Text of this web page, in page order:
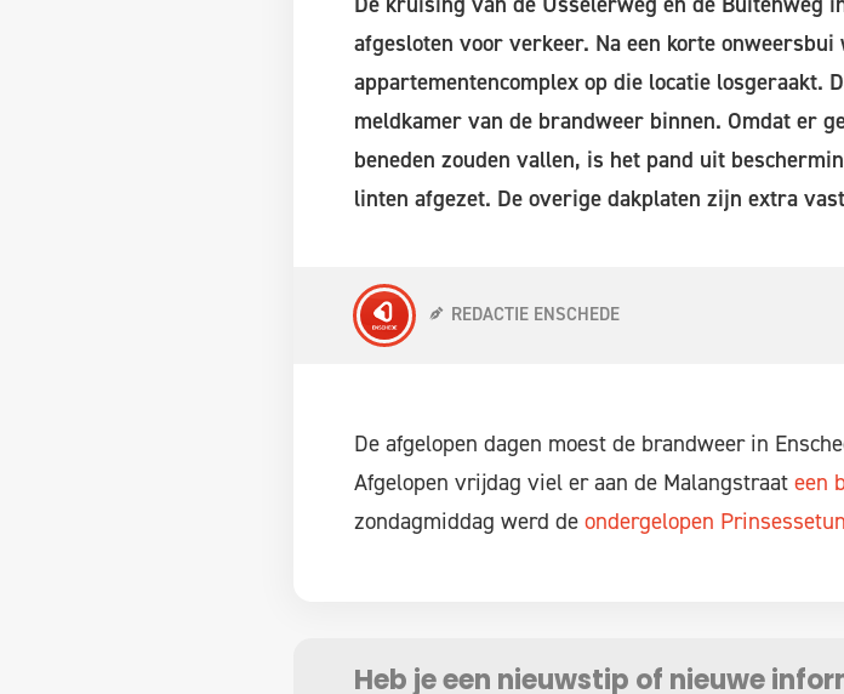
afgesloten voor verkeer. Na een korte
appartementencomplex op die locatie losgeraakt.
meldkamer van de brandweer binnen. Omdat er
beneden zouden vallen, is het pand uit
linten afgezet. De overige dakplaten zijn extra
REDACTIE ENSCHEDE
De afgelopen dagen moest de brandweer in
Afgelopen vrijdag viel er aan de Malangstraat een
zondagmiddag werd de ondergelopen
Heb je een nieuwstip of nieuwe